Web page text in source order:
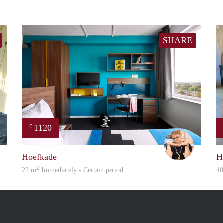
L.M.
SHARE
€ 1120
Carter
Hoefkade
22 m2 Immediately - Certain period